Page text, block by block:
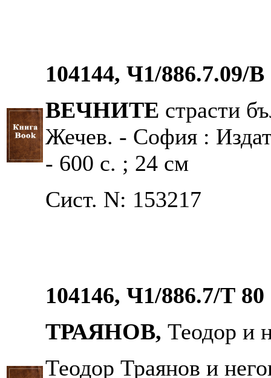
104144, Ч1/886.7.09/В
ВЕЧНИТЕ страсти
Жечев. - София :
- 600 с. ; 24 см
Сист. N: 153217
104146, Ч1/886.7/Т 80
ТРАЯНОВ, Теодор и
Теодор Траянов и